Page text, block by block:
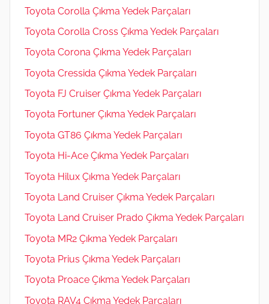
Toyota Corolla Çıkma Yedek Parçaları
Toyota Corolla Cross Çıkma Yedek Parçaları
Toyota Corona Çıkma Yedek Parçaları
Toyota Cressida Çıkma Yedek Parçaları
Toyota FJ Cruiser Çıkma Yedek Parçaları
Toyota Fortuner Çıkma Yedek Parçaları
Toyota GT86 Çıkma Yedek Parçaları
Toyota Hi-Ace Çıkma Yedek Parçaları
Toyota Hilux Çıkma Yedek Parçaları
Toyota Land Cruiser Çıkma Yedek Parçaları
Toyota Land Cruiser Prado Çıkma Yedek Parçaları
Toyota MR2 Çıkma Yedek Parçaları
Toyota Prius Çıkma Yedek Parçaları
Toyota Proace Çıkma Yedek Parçaları
Toyota RAV4 Çıkma Yedek Parçaları